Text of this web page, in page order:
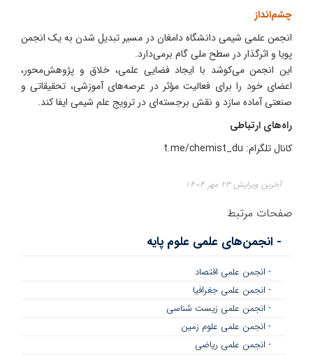
چشم‌انداز
انجمن علمی شیمی دانشگاه دامغان در مسیر تبدیل شدن به یک انجمن
پویا و اثرگذار در سطح ملی گام برمی‌دارد.
این انجمن می‌کوشد با ایجاد فضایی علمی، خلاق و پژوهش‌محور،
اعضای خود را برای فعالیت مؤثر در عرصه‌های آموزشی، تحقیقاتی و
صنعتی آماده سازد و نقش برجسته‌ای در ترویج علم شیمی ایفا کند.
راه‌های ارتباطی
کانال تلگرام: t.me/chemist_du
آخرین ویرایش ۲۳ مهر ۱۴۰۴
صفحات مرتبط
- انجمن‌های علمی علوم پایه
- انجمن علمی اقتصاد
- انجمن علمی جغرافیا
- انجمن علمی زیست شناسی
- انجمن علمی علوم زمین
- انجمن علمی ریاضی